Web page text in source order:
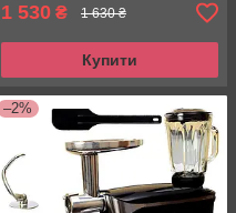
1 530 ₴ 1 630 ₴
Купити
–2%